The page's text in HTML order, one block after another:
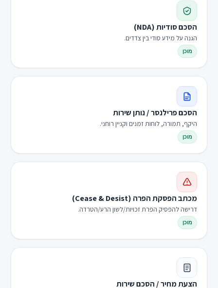
הסכם סודיות (NDA)
הגנה על מידע סודי בין צדדים.
מוכן
הסכם פרילנסר / נותן שירות
היקף, תמורה, לוחות זמנים וקניין רוחני.
מוכן
מכתב הפסקת הפרה (Cease & Desist)
דרישה להפסיק הפרת זכויות/לשון הרע/הטרדה.
מוכן
הצעת מחיר / הסכם שירות